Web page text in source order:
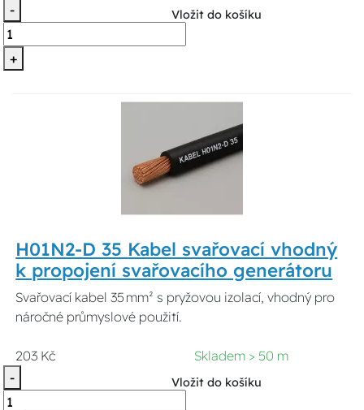
-
+
Vložit do košíku
H01N2-D 35 Kabel svařovací vhodný
k propojení svařovacího generátoru
Svařovací kabel 35 mm² s pryžovou izolací, vhodný pro
náročné průmyslové použití.
203 Kč
Skladem > 50 m
-
Vložit do košíku